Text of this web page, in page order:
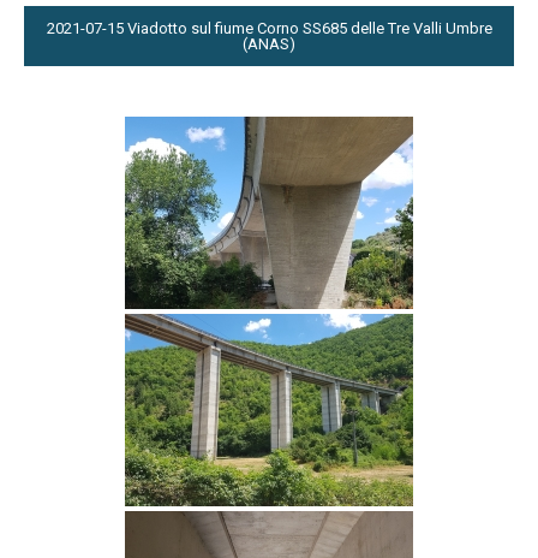
2021-07-15 Viadotto sul fiume Corno SS685 delle Tre Valli Umbre
(ANAS)